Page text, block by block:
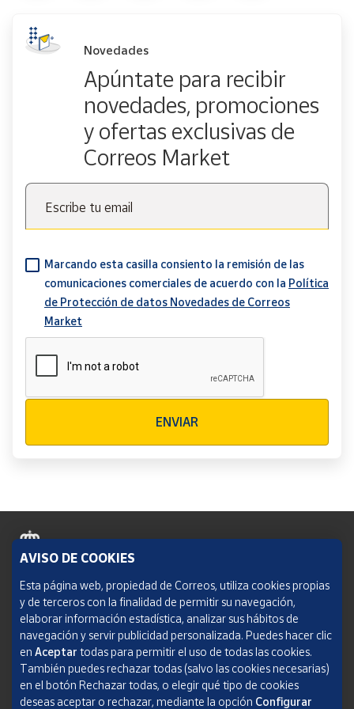
Novedades
Apúntate para recibir
novedades, promociones
y ofertas exclusivas de
Correos Market
Escribe tu email
Marcando esta casilla consiento la remisión de las
comunicaciones comerciales de acuerdo con la Política
de Protección de datos Novedades de Correos
Market
ENVIAR
Política de cookies
Aviso legal
Condiciones del servicio
Política de Privacidad Web
AVISO DE COOKIES
Esta página web, propiedad de Correos, utiliza cookies propias
y de terceros con la finalidad de permitir su navegación,
elaborar información estadística, analizar sus hábitos de
navegación y servir publicidad personalizada. Puedes hacer clic
en Aceptar todas para permitir el uso de todas las cookies.
También puedes rechazar todas (salvo las cookies necesarias)
en el botón Rechazar todas, o elegir qué tipo de cookies
deseas aceptar o rechazar, mediante la opción Configurar